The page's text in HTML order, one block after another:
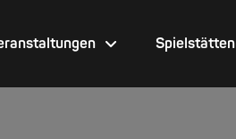
Spielstätten